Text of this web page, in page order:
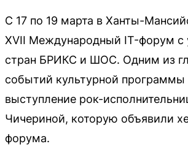
С 17 по 19 марта в Ханты-
XVII Международный IT-форум с
стран БРИКС и ШОС. Одним из
событий культурной программы
выступление рок-
Чичериной, которую объявили
форума.